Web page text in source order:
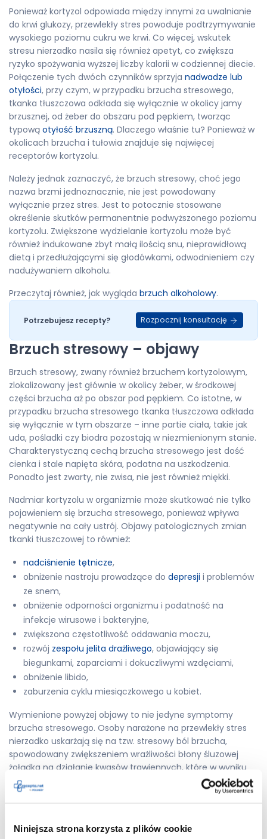
Niniejsza strona korzysta z plików cookie
Ponieważ kortyzol odpowiada między innymi za uwalnianie
do krwi glukozy, przewlekły stres powoduje podtrzymywanie
wysokiego poziomu cukru we krwi. Co więcej, wskutek
stresu nierzadko nasila się również apetyt, co zwiększa
ryzyko spożywania wyższej liczby kalorii w codziennej diecie.
Połączenie tych dwóch czynników sprzyja nadwadze lub
otyłości, przy czym, w przypadku brzucha stresowego,
tkanka tłuszczowa odkłada się wyłącznie w okolicy jamy
brzusznej, od żeber do obszaru pod pępkiem, tworząc
typową otyłość brzuszną. Dlaczego właśnie tu? Ponieważ w
okolicach brzucha i tułowia znajduje się najwięcej
receptorów kortyzolu.
Należy jednak zaznaczyć, że brzuch stresowy, choć jego
nazwa brzmi jednoznacznie, nie jest powodowany
wyłącznie przez stres. Jest to potocznie stosowane
określenie skutków permanentnie podwyższonego poziomu
kortyzolu. Zwiększone wydzielanie kortyzolu może być
również indukowane zbyt małą ilością snu, nieprawidłową
dietą i przedłużającymi się głodówkami, odwodnieniem czy
nadużywaniem alkoholu.
Przeczytaj również, jak wygląda brzuch alkoholowy.
Potrzebujesz recepty? Rozpocznij konsultację
Brzuch stresowy – objawy
Brzuch stresowy, zwany również brzuchem kortyzolowym,
zlokalizowany jest głównie w okolicy żeber, w środkowej
części brzucha aż po obszar pod pępkiem. Co istotne, w
przypadku brzucha stresowego tkanka tłuszczowa odkłada
się wyłącznie w tym obszarze – inne partie ciała, takie jak
uda, pośladki czy biodra pozostają w niezmienionym stanie.
Charakterystyczną cechą brzucha stresowego jest dość
cienka i stale napięta skóra, podatna na uszkodzenia.
Ponadto jest zwarty, nie zwisa, nie jest również miękki.
Nadmiar kortyzolu w organizmie może skutkować nie tylko
pojawieniem się brzucha stresowego, ponieważ wpływa
negatywnie na cały ustrój. Objawy patologicznych zmian
tkanki tłuszczowej to również:
nadciśnienie tętnicze,
obniżenie nastroju prowadzące do depresji i problemów
ze snem,
obniżenie odporności organizmu i podatność na
infekcje wirusowe i bakteryjne,
zwiększona częstotliwość oddawania moczu,
rozwój zespołu jelita drażliwego, objawiający się
biegunkami, zaparciami i dokuczliwymi wzdęciami,
obniżenie libido,
zaburzenia cyklu miesiączkowego u kobiet.
Wymienione powyżej objawy to nie jedyne symptomy
brzucha stresowego. Osoby narażone na przewlekły stres
nierzadko uskarżają się na tzw. stresowy ból brzucha,
spowodowany zwiększeniem wrażliwości błony śluzowej
żołądka na działanie kwasów trawiennych, które w wyniku
działania hormonów stresu wydzielane są w większej ilości.
Typowe objawy stresowego bólu brzucha to między innymi:
charakterystycznie ssanie w żołądku,